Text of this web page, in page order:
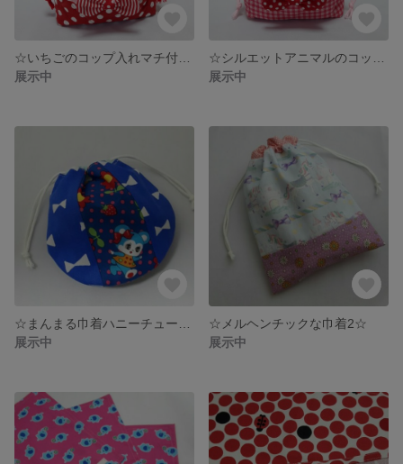
展示中
展示中
展示中
☆メルヘンチックな巾着2☆
展示中